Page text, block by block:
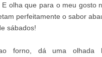
olha que para o meu gosto
perfeitamente o sabor
sábados!
forno, dá uma olhada